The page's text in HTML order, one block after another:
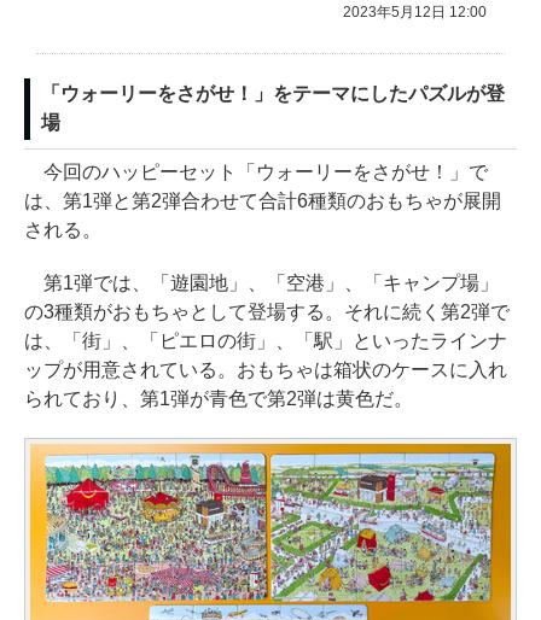
2023年5月12日 12:00
「ウォーリーをさがせ！」をテーマにしたパズルが登
場
今回のハッピーセット「ウォーリーをさがせ！」で
は、第1弾と第2弾合わせて合計6種類のおもちゃが展開
される。
第1弾では、「遊園地」、「空港」、「キャンプ場」
の3種類がおもちゃとして登場する。それに続く第2弾で
は、「街」、「ピエロの街」、「駅」といったラインナ
ップが用意されている。おもちゃは箱状のケースに入れ
られており、第1弾が青色で第2弾は黄色だ。